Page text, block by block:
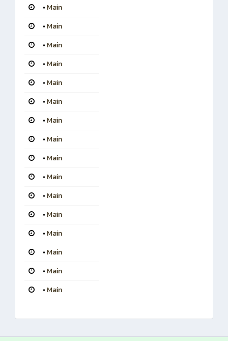
• Main
• Main
• Main
• Main
• Main
• Main
• Main
• Main
• Main
• Main
• Main
• Main
• Main
• Main
• Main
• Main